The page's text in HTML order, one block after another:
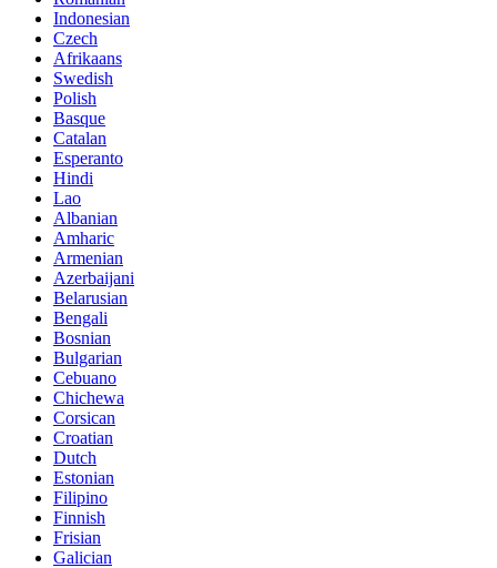
Indonesian
Czech
Afrikaans
Swedish
Polish
Basque
Catalan
Esperanto
Hindi
Lao
Albanian
Amharic
Armenian
Azerbaijani
Belarusian
Bengali
Bosnian
Bulgarian
Cebuano
Chichewa
Corsican
Croatian
Dutch
Estonian
Filipino
Finnish
Frisian
Galician